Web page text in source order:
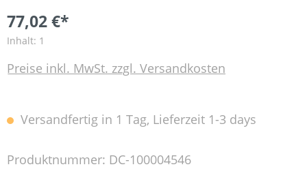
77,02 €*
Inhalt: 1
Preise inkl. MwSt. zzgl. Versandkosten
Versandfertig in 1 Tag, Lieferzeit 1-3 days
Produktnummer: DC-100004546